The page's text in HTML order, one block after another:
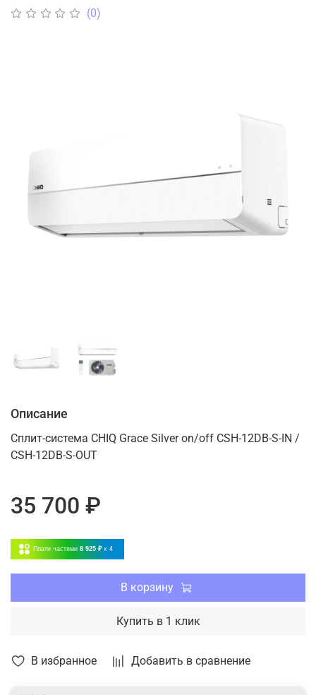
(0)
В избранное Добавить в сравнение
Описание
Сплит-система CHIQ Grace Silver on/off CSH-12DB-S-IN /
CSH-12DB-S-OUT
35 700 ₽
Плати частями 8 925 ₽ x 4
В корзину
Купить в 1 клик